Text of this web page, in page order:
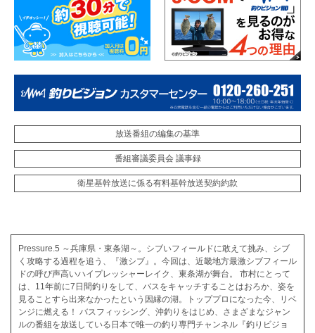
放送番組の編集の基準
番組審議委員会 議事録
衛星基幹放送に係る有料基幹放送契約約款
Pressure.5 ～兵庫県・東条湖～。シブいフィールドに敢えて挑み、シブ
く攻略する過程を追う、『激シブ』。今回は、近畿地方最激シブフィール
ドの呼び声高いハイプレッシャーレイク、東条湖が舞台。 市村にとって
は、11年前に7日間釣りをして、バスをキャッチすることはおろか、姿を
見ることすら出来なかったという因縁の湖。トッププロになった今、リベ
ンジに燃える！ バスフィッシング、沖釣りをはじめ、さまざまなジャン
ルの番組を放送している日本で唯一の釣り専門チャンネル『釣りビジョ